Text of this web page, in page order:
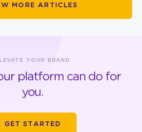
MORE ARTICLES
YOUR BRAND
platform can do for
you.
GET STARTED